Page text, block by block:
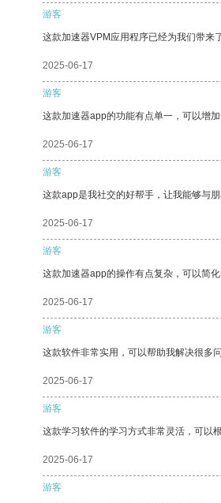
游客
这款加速器VPM应用程序已经为我们带来
2025-06-17
游客
这款加速器app的功能有点单一，可以增
2025-06-17
游客
这款app是我社交的好帮手，让我能够与
2025-06-17
游客
这款加速器app的操作有点复杂，可以简
2025-06-17
游客
这款软件非常实用，可以帮助我解决很多
2025-06-17
游客
这款学习软件的学习方式非常灵活，可以
2025-06-17
游客